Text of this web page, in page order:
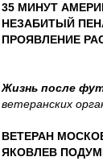
35 МИНУТ
НЕЗАБИТЫЙ
ПРОЯВЛЕНИЕ
Жизнь после
ветеранских
ВЕТЕРАН
ЯКОВЛЕВ